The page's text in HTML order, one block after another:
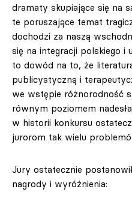
dramaty skupiające się na
te poruszające temat
dochodzi za naszą
się na integracji polskiego i
to dowód na to, że
publicystyczną i
we wstępie różnorodność
równym poziomem
w historii konkursu
jurorom tak wielu
Jury ostatecznie
nagrody i wyróżnienia: